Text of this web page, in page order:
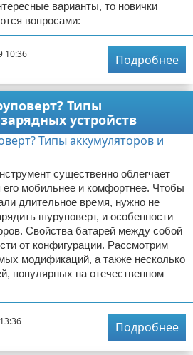
варианты, то новички
вопросами:
10:36
Подробнее
Типы
устройств
существенно облегчает
его мобильнее и комфортнее. Чтобы
длительное время, нужно не
шуруповерт, и особенности
Свойства батарей между собой
от конфигурации. Рассмотрим
модификаций, а также несколько
популярных на отечественном
Подробнее